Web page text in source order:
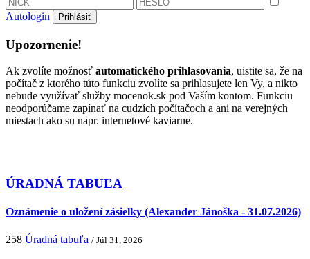
Autologin Prihlásiť
Upozornenie!
Ak zvolíte možnosť automatického prihlasovania, uistite sa, že na
počítač z ktorého túto funkciu zvolíte sa prihlasujete len Vy, a nikto
nebude využívať služby mocenok.sk pod Vaším kontom. Funkciu
neodporúčame zapínať na cudzích počítačoch a ani na verejných
miestach ako su napr. internetové kaviarne.
ÚRADNÁ TABUĽA
Oznámenie o uložení zásielky (Alexander Jánoška - 31.07.2026)
258 Úradná tabuľa / Júl 31, 2026